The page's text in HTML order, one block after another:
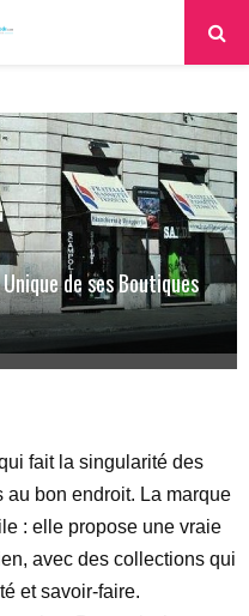
de ses Boutiques
fait la singularité des
au bon endroit. La marque
: elle propose une vraie
avec des collections qui
et savoir-faire.